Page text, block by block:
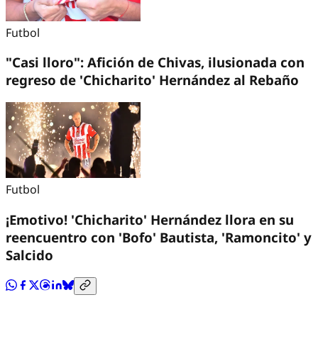
Futbol
"Casi lloro": Afición de Chivas, ilusionada con
regreso de 'Chicharito' Hernández al Rebaño
Futbol
¡Emotivo! 'Chicharito' Hernández llora en su
reencuentro con 'Bofo' Bautista, 'Ramoncito' y
Salcido